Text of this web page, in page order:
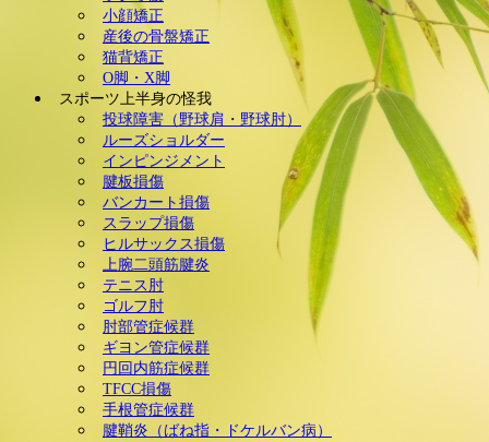
小顔矯正
産後の骨盤矯正
猫背矯正
O脚・X脚
スポーツ上半身の怪我
投球障害（野球肩・野球肘）
ルーズショルダー
インピンジメント
腱板損傷
バンカート損傷
スラップ損傷
ヒルサックス損傷
上腕二頭筋腱炎
テニス肘
ゴルフ肘
肘部管症候群
ギヨン管症候群
円回内筋症候群
TFCC損傷
手根管症候群
腱鞘炎（ばね指・ドケルバン病）